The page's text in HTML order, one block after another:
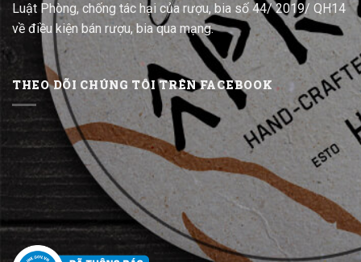
Luật Phòng, chống tác hại của rượu, bia số 44/ 2019/ QH14
về điều kiện bán rượu, bia qua mạng.
THEO DÕI CHÚNG TÔI TRÊN FACEBOOK